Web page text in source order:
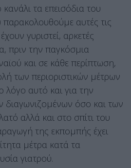
τα επεισόδια του
αυτές τις
γυριστεί, αρκετές
πριν την παγκόσμια
και σε κάθε περίπτωση,
των περιοριστικών μέτρων
λόγο αυτό και για την
διαγωνιζομένων όσο και των
αλλά και στο σπίτι του
της εκπομπής έχει
μέτρα κατά τα
γιατρού.